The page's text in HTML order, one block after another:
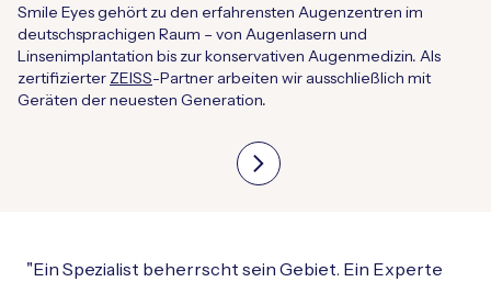
Smile Eyes gehört zu den erfahrensten Augenzentren im
deutschsprachigen Raum – von Augenlasern und
Linsenimplantation bis zur konservativen Augenmedizin. Als
zertifizierter ZEISS-Partner arbeiten wir ausschließlich mit
Geräten der neuesten Generation.
"Ein Spezialist beherrscht sein Gebiet. Ein Experte